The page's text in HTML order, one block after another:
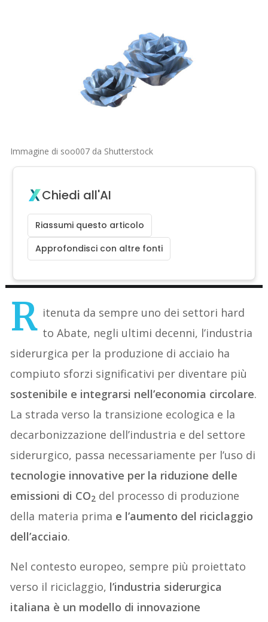
Immagine di soo007 da Shutterstock
Chiedi all'AI
Riassumi questo articolo
Approfondisci con altre fonti
R itenuta da sempre uno dei settori hard
to Abate, negli ultimi decenni, l’industria
siderurgica per la produzione di acciaio ha
compiuto sforzi significativi per diventare più
sostenibile e integrarsi nell’economia circolare.
La strada verso la transizione ecologica e la
decarbonizzazione dell’industria e del settore
siderurgico, passa necessariamente per l’uso di
tecnologie innovative per la riduzione delle
emissioni di CO2 del processo di produzione
della materia prima e l’aumento del riciclaggio
dell’acciaio.
Nel contesto europeo, sempre più proiettato
verso il riciclaggio, l’industria siderurgica
italiana è un modello di innovazione